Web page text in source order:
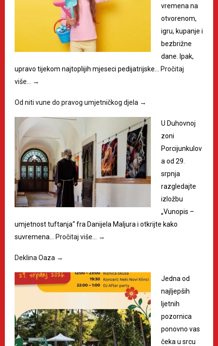
vremena na
otvorenom,
igru, kupanje i
bezbrižne
dane. Ipak,
upravo tijekom najtoplijih mjeseci pedijatrijske…
Pročitaj
više…
→
Od niti vune do pravog umjetničkog djela →
U Duhovnoj
zoni
Porcijunkulov
a od 29.
srpnja
razgledajte
izložbu
„Vunopis –
umjetnost tuftanja“ fra Danijela Maljura i otkrijte kako
suvremena…
Pročitaj više… →
Deklina Oaza →
Jedna od
najljepših
ljetnih
pozornica
ponovno vas
čeka u srcu